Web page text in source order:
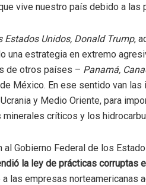
vive nuestro país debido a las
Estados Unidos, Donald Trump,
una estrategia en extremo
de otros países – Panamá,
México. En ese sentido van
y Medio Oriente, para
críticos y los
Gobierno Federal de los
la ley de prácticas corruptas
a las empresas norteamericanas